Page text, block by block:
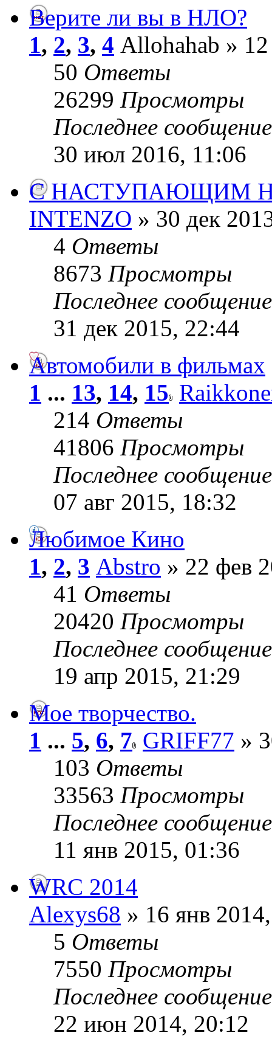
Верите ли вы в НЛО?
1, 2, 3, 4 Allohahab »
50 Ответы
26299 Просмотры
Последнее
30 июл 2016, 11:06
С НАСТУПАЮЩИМ
INTENZO » 30 дек
4 Ответы
8673 Просмотры
Последнее
31 дек 2015, 22:44
Автомобили в фильмах
1 ... 13, 14, 15
214 Ответы
41806 Просмотры
Последнее
07 авг 2015, 18:32
Любимое Кино
1, 2, 3 Abstro » 22 фев
41 Ответы
20420 Просмотры
Последнее
19 апр 2015, 21:29
Мое творчество.
1 ... 5, 6, 7 GRIFF77 »
103 Ответы
33563 Просмотры
Последнее
11 янв 2015, 01:36
WRC 2014
Alexys68 » 16 янв
5 Ответы
7550 Просмотры
Последнее
22 июн 2014, 20:12